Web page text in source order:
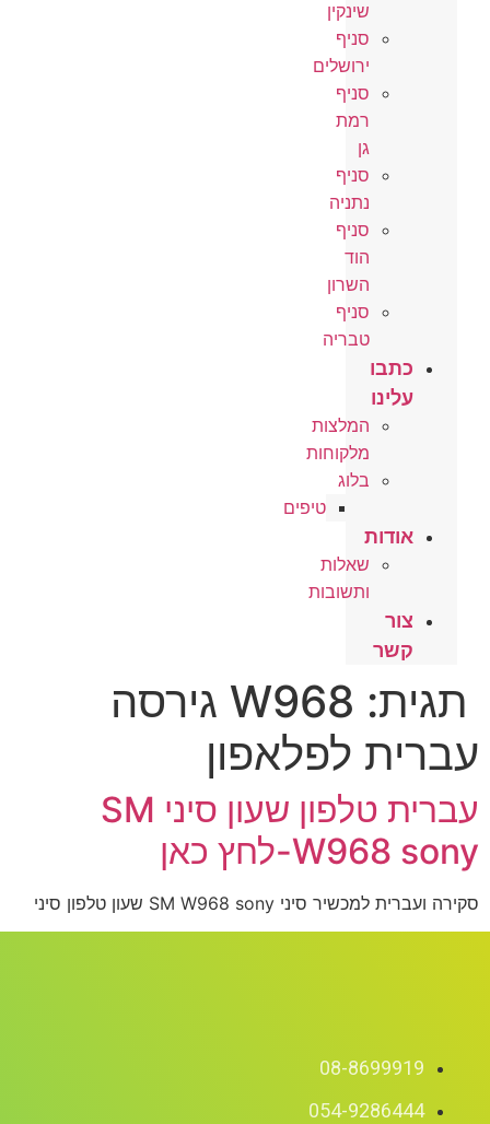
שינקין
סניף
ירושלים
סניף
רמת
גן
סניף
נתניה
סניף
הוד
השרון
סניף
טבריה
כתבו
עלינו
המלצות
מלקוחות
בלוג
טיפים
אודות
שאלות
ותשובות
צור
קשר
תגית:
W968 גירסה
עברית לפלאפון
עברית טלפון שעון סיני SM
W968 sony-לחץ כאן
סקירה ועברית למכשיר סיני SM W968 sony שעון טלפון סיני
08-8699919
054-9286444